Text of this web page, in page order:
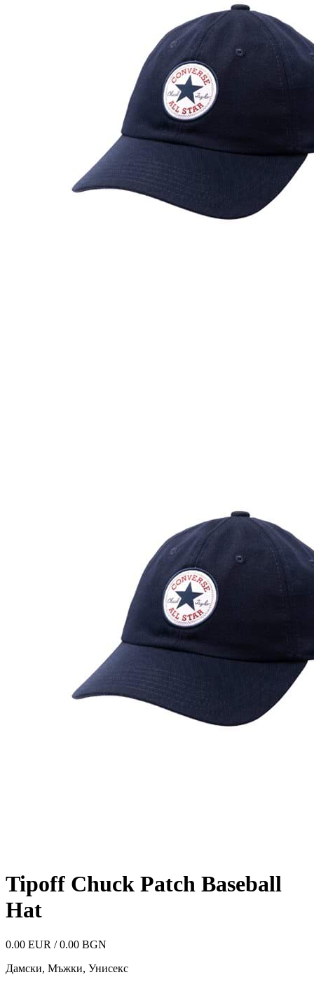
Tipoff Chuck Patch Baseball
Hat
0.00 EUR / 0.00 BGN
Дамски, Мъжки, Унисекс